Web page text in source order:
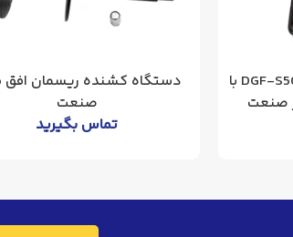
دستگاه فنرزن برقی مدل DGF-S50 با
صنعت
دستگاه کشنده ریسمان افق
صنعت
تماس بگیرید